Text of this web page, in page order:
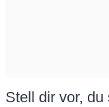
Stell dir vor,